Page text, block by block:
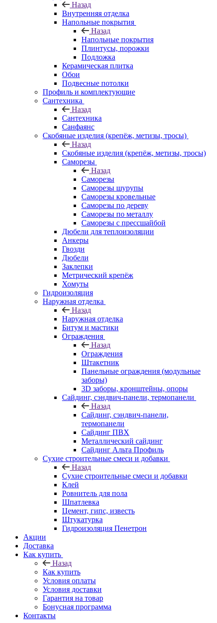
Назад
Внутренняя отделка
Напольные покрытия
Назад
Напольные покрытия
Плинтусы, порожки
Подложка
Керамическая плитка
Обои
Подвесные потолки
Профиль и комплектующие
Сантехника
Назад
Сантехника
Санфаянс
Скобяные изделия (крепёж, метизы, тросы)
Назад
Скобяные изделия (крепёж, метизы, тросы)
Саморезы
Назад
Саморезы
Саморезы шурупы
Саморезы кровельные
Саморезы по дереву
Саморезы по металлу
Саморезы с прессшайбой
Дюбели для теплоизоляции
Анкеры
Гвозди
Дюбели
Заклепки
Метрический крепёж
Хомуты
Гидроизоляция
Наружная отделка
Назад
Наружная отделка
Битум и мастики
Ограждения
Назад
Ограждения
Штакетник
Панельные ограждения (модульные
заборы)
3D заборы, кронштейны, опоры
Cайдинг, сэндвич-панели, термопанели
Назад
Cайдинг, сэндвич-панели,
термопанели
Сайдинг ПВХ
Металлический сайдинг
Сайдинг Альта Профиль
Сухие строительные смеси и добавки
Назад
Сухие строительные смеси и добавки
Клей
Ровнитель для пола
Шпатлевка
Цемент, гипс, известь
Штукатурка
Гидроизоляция Пенетрон
Акции
Доставка
Как купить
Назад
Как купить
Условия оплаты
Условия доставки
Гарантия на товар
Бонусная программа
Контакты